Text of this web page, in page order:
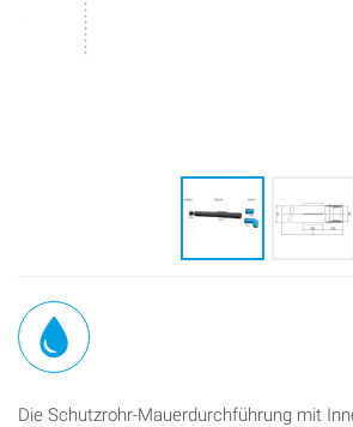
Die Schutzrohr-Mauerdurchführung mit